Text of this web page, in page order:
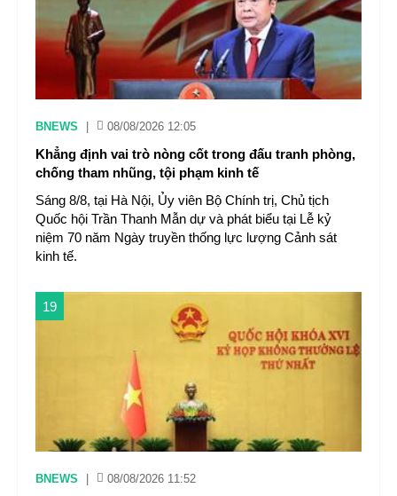
BNEWS 08/08/2026 12:05
Khẳng định vai trò nòng cốt trong đấu tranh phòng,
chống tham nhũng, tội phạm kinh tế
Sáng 8/8, tại Hà Nội, Ủy viên Bộ Chính trị, Chủ tịch
Quốc hội Trần Thanh Mẫn dự và phát biểu tại Lễ kỷ
niệm 70 năm Ngày truyền thống lực lượng Cảnh sát
kinh tế.
19
BNEWS 08/08/2026 11:52